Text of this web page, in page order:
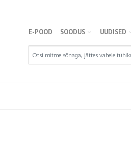
E-POOD SOODUS UUDISED